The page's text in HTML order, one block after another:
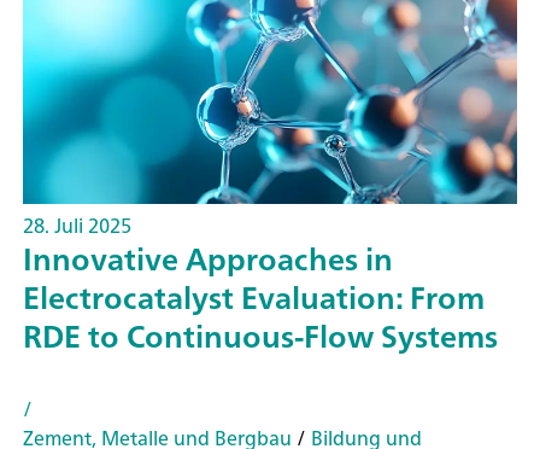
28. Juli 2025
Innovative Approaches in
Electrocatalyst Evaluation: From
RDE to Continuous-Flow Systems
/
Zement, Metalle und Bergbau / Bildung und